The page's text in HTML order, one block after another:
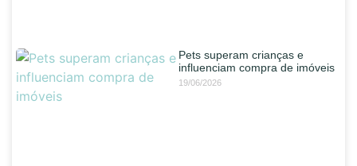
Pets superam crianças e
influenciam compra de imóveis
19/06/2026